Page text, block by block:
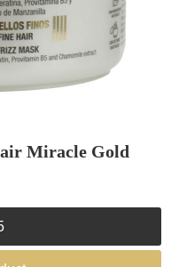
Miracle Gold